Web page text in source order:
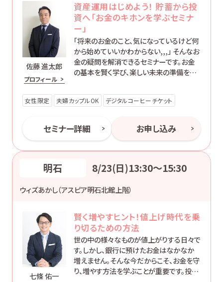
佐藤 進太郎
プロフィール
資産運用はじめよう！ 貯蓄から投
資へ「お金のキホンを学ぶセミナ
ー」
「将来のお金のこと、気になっているけど何
から始めていいかわからない,,,」 そんなお
金の疑問を解消できるセミナーです。お金
の基本を賢く学び、楽しい未来の準備を始
女性限定 夫婦カップルOK デジタルコーヒーチケット
セミナー詳細 お申し込み
明石 8/23(日)13:30〜15:30
ウィズあかし（アスピア明石北館上階）
七條 佑一
賢く増やすヒント！値上げ時代を乗
り切るための方法
世の中の様々なものが値上がりする日々で
す。しかし、銀行に預けたお金はなかなか
増えません。そんな今だからこそ、お金を守
り、増やす方法を学ぶことが重要です。投資